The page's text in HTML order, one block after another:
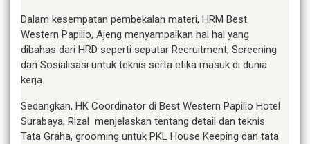
Dalam kesempatan pembekalan materi, HRM Best
Western Papilio, Ajeng menyampaikan hal hal yang
dibahas dari HRD seperti seputar Recruitment, Screening
dan Sosialisasi untuk teknis serta etika masuk di dunia
kerja.
Sedangkan, HK Coordinator di Best Western Papilio Hotel
Surabaya, Rizal menjelaskan tentang detail dan teknis
Tata Graha, grooming untuk PKL House Keeping dan tata